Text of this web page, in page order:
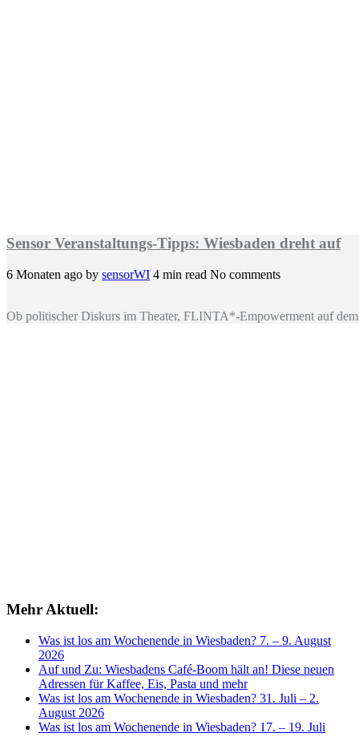
Sensor Veranstaltungs-Tipps: Wiesbaden dreht auf
6 Monaten ago by sensorWI 4 min read No comments
Ob politischer Diskurs im Theater, FLINTA*-Empowerment auf
Mehr Aktuell:
Was ist los am Wochenende in Wiesbaden? 7. – 9. August
2026
Auf und Zu: Wiesbadens Café-Boom hält an! Diese neuen
Adressen für Kaffee, Eis, Pasta und mehr
Was ist los am Wochenende in Wiesbaden? 31. Juli – 2.
August 2026
Was ist los am Wochenende in Wiesbaden? 17. – 19. Juli